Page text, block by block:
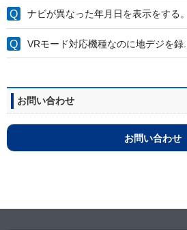
ナビが異なった年月日を表示をする。
VRモード対応機種なのに地デジを録...
お問い合わせ
お問い合わせ